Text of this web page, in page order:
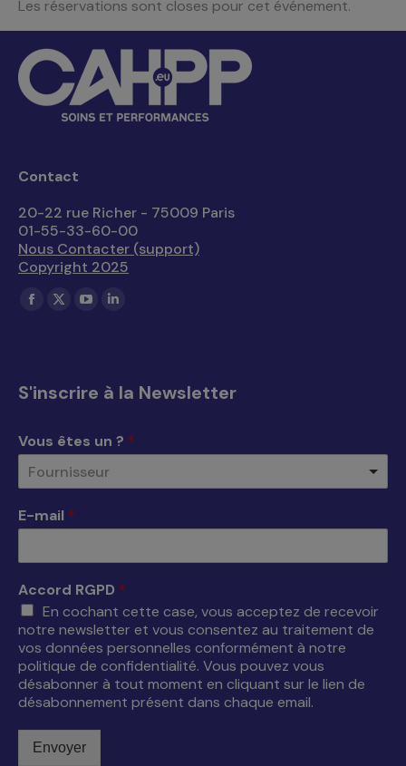
Les réservations sont closes pour cet événement.
Contact
20-22 rue Richer - 75009 Paris
01-55-33-60-00
Nous Contacter (support)
Copyright 2025
Trouvez nous sur :
La
dans
nouvelle
fenêtre
La
dans
nouvelle
fenêtre
La
dans
nouvelle
fenêtre
La
dans
nouvelle
S'inscrire à la Newsletter
Vous êtes un ? *
Fournisseur
E-mail *
Accord RGPD *
En cochant cette case, vous acceptez de recevoir
notre newsletter et vous consentez au traitement de
vos données personnelles conformément à notre
politique de confidentialité. Vous pouvez vous
désabonner à tout moment en cliquant sur le lien de
désabonnement présent dans chaque email.
Envoyer